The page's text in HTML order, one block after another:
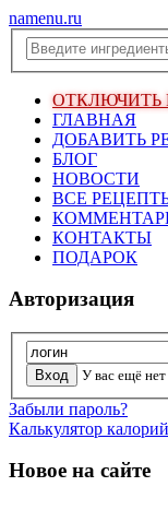
namenu.ru
ОТКЛЮЧИТЬ
ГЛАВНАЯ
ДОБАВИТЬ
БЛОГ
НОВОСТИ
ВСЕ
КОНТАКТЫ
ПОДАРОК
Авторизация
У вас ещё нет
Забыли пароль?
Калькулятор
Новое на сайте